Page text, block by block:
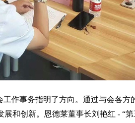
作事务指明了方向。通过与会各方
展和创新。恩德莱董事长刘艳红 - “